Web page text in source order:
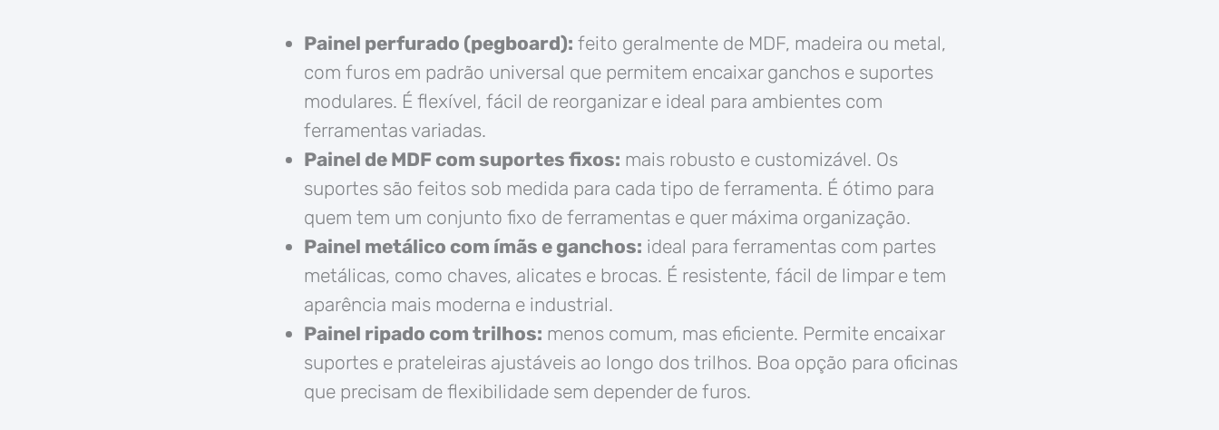
Painel perfurado (pegboard): feito geralmente de MDF, madeira ou metal,
com furos em padrão universal que permitem encaixar ganchos e suportes
modulares. É flexível, fácil de reorganizar e ideal para ambientes com
ferramentas variadas.
Painel de MDF com suportes fixos: mais robusto e customizável. Os
suportes são feitos sob medida para cada tipo de ferramenta. É ótimo para
quem tem um conjunto fixo de ferramentas e quer máxima organização.
Painel metálico com ímãs e ganchos: ideal para ferramentas com partes
metálicas, como chaves, alicates e brocas. É resistente, fácil de limpar e tem
aparência mais moderna e industrial.
Painel ripado com trilhos: menos comum, mas eficiente. Permite encaixar
suportes e prateleiras ajustáveis ao longo dos trilhos. Boa opção para oficinas
que precisam de flexibilidade sem depender de furos.